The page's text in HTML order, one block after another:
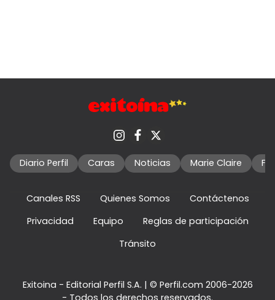
Diario Perfil Caras Noticias Marie Claire
Canales RSS Quienes Somos
Contáctenos
Privacidad
Equipo
Reglas de participación
Tránsito
Exitoina - Editorial Perfil S.A. | © Perfil.com 2006-2026
- Todos los derechos reservados.